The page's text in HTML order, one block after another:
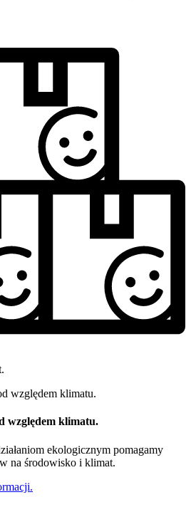
względem klimatu.
ekologicznym pomagamy
na środowisko i klimat.